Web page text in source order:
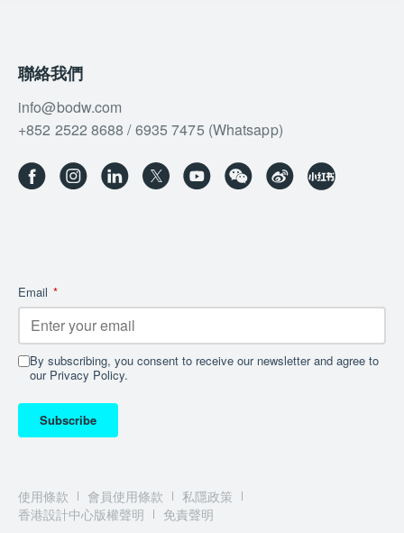
聯絡我們
info@bodw.com
+852 2522 8688 / 6935 7475 (Whatsapp)
Email *
By subscribing, you consent to receive our newsletter and agree to
our Privacy Policy.
Subscribe
使用條款 會員使用條款
私隱政策
香港設計中心版權聲明
免責聲明